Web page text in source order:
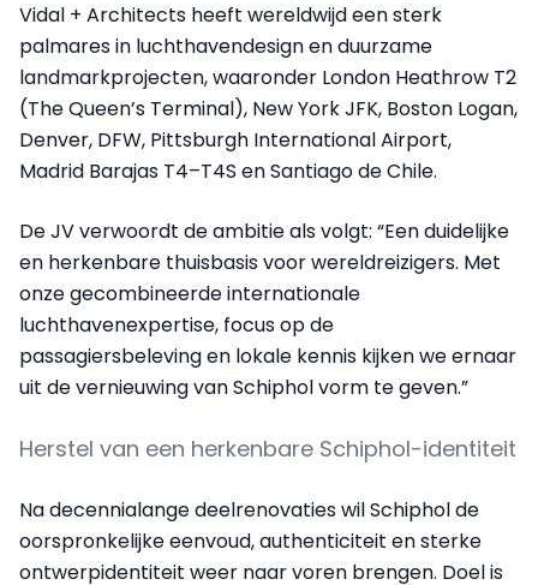
Vidal + Architects heeft wereldwijd een sterk
palmares in luchthavendesign en duurzame
landmarkprojecten, waaronder London Heathrow T2
(The Queen’s Terminal), New York JFK, Boston Logan,
Denver, DFW, Pittsburgh International Airport,
Madrid Barajas T4–T4S en Santiago de Chile.
De JV verwoordt de ambitie als volgt: “Een duidelijke
en herkenbare thuisbasis voor wereldreizigers. Met
onze gecombineerde internationale
luchthavenexpertise, focus op de
passagiersbeleving en lokale kennis kijken we ernaar
uit de vernieuwing van Schiphol vorm te geven.”
Herstel van een herkenbare Schiphol-identiteit
Na decennialange deelrenovaties wil Schiphol de
oorspronkelijke eenvoud, authenticiteit en sterke
ontwerpidentiteit weer naar voren brengen. Doel is